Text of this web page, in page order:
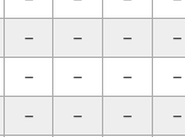
－ － － －
－ － － －
－ － － －